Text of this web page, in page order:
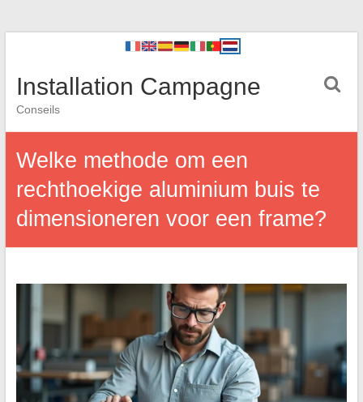
Installation Campagne
Conseils
Welke methode om een
rechthoekige aluminium buis te
dimensioneren voor een frame?